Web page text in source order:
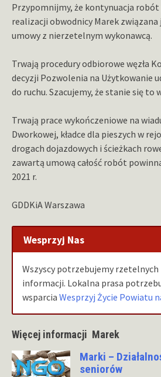
Przypomnijmy, że kontynuacja
realizacji obwodnicy Marek
umowy z nierzetelnym wykonawcą.
Trwają procedury odbiorowe węzła
decyzji Pozwolenia na Użytkowanie
do ruchu. Szacujemy, że stanie się to
Trwają prace wykończeniowe na
Dworkowej, kładce dla pieszych w
drogach dojazdowych i ścieżkach
zawartą umową całość robót
2021 r.
GDDKiA Warszawa
Wesprzyj Nas
Wszyscy potrzebujemy rzetelnych
informacji. Lokalna prasa
wsparcia Wesprzyj Życie Powiatu
Więcej informacji Marek
Marki –
seniorów